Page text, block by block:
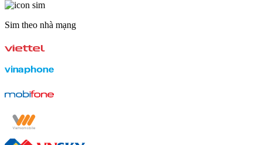
Sim theo nhà mạng